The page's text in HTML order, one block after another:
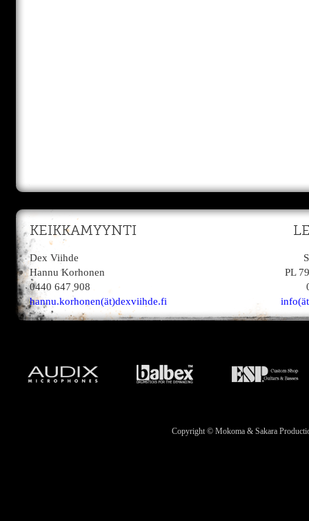
KEIKKAMYYNTI
Dex Viihde
Hannu Korhonen
0440 647 908
hannu.korhonen(ät)dexviihde.fi
PL
Copyright © Mokoma & Sakara